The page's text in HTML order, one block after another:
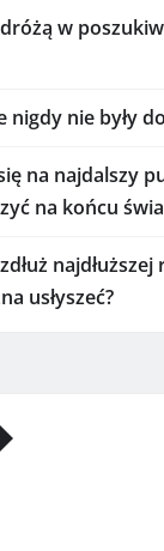
w
nigdy nie były
na najdalszy
na końcu
usłyszeć?